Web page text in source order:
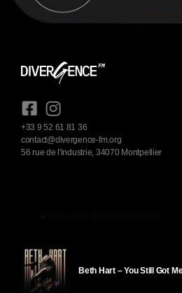
+33 9 52 61 81 36
contact@divergence-fm.org
56 rue de l'industrie, 34070 Montpellier
Beth Hart – You Still Got Me